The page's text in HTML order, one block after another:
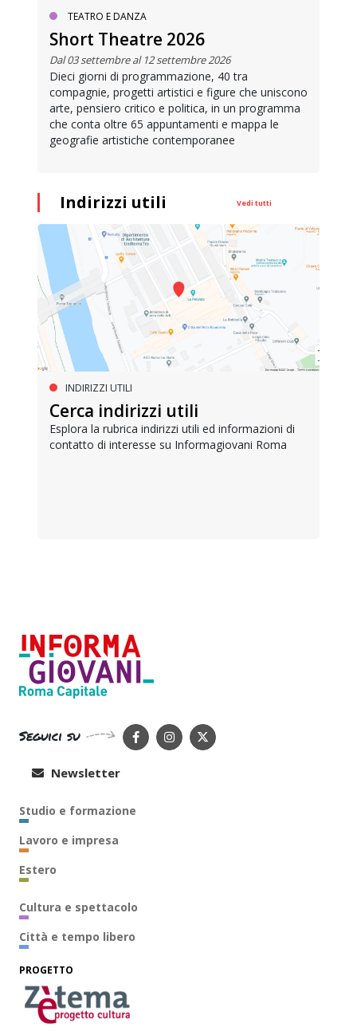
TEATRO E DANZA
Short Theatre 2026
Dal 03 settembre al 12 settembre 2026
Dieci giorni di programmazione, 40 tra
compagnie, progetti artistici e figure che uniscono
arte, pensiero critico e politica, in un programma
che conta oltre 65 appuntamenti e mappa le
geografie artistiche contemporanee
Indirizzi utili Vedi tutti
INDIRIZZI UTILI
Cerca indirizzi utili
Esplora la rubrica indirizzi utili ed informazioni di
contatto di interesse su Informagiovani Roma
Seguici su
Newsletter
Studio e formazione
Lavoro e impresa
Estero
Cultura e spettacolo
Città e tempo libero
PROGETTO